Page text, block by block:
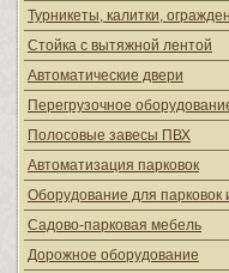
Турникеты, калитки,
Стойка с вытяжной лентой
Автоматические двери
Перегрузочное
Полосовые завесы ПВХ
Автоматизация парковок
Оборудование для парковок
Садово-парковая мебель
Дорожное оборудование